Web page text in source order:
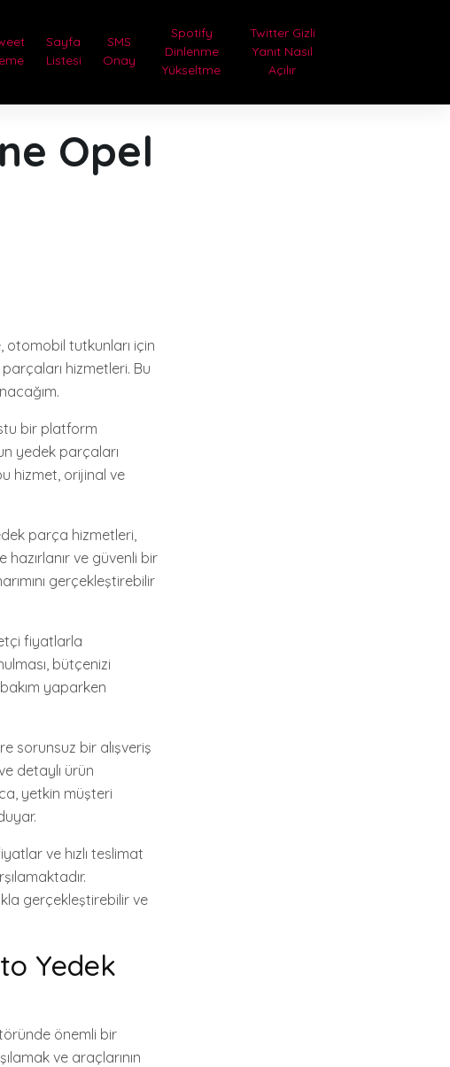
Sayfa
Listesi
SMS
Onay
Spotify
Dinlenme
Yükseltme
Twitter Gizli
Yanıt Nasıl
Açılır
Opel
otomobil tutkunları için
hizmetleri. Bu
bir platform
yedek parçaları
hizmet, orijinal ve
parça hizmetleri,
hazırlanır ve güvenli bir
gerçekleştirebilir
fiyatlarla
bütçenizi
yaparken
sorunsuz bir alışveriş
detaylı ürün
yetkin müşteri
ve hızlı teslimat
gerçekleştirebilir ve
Yedek
önemli bir
ve araçlarının